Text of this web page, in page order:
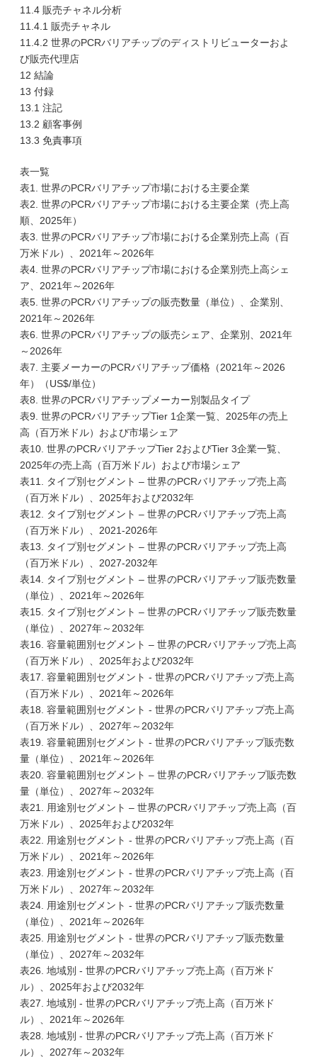
11.4 販売チャネル分析
11.4.1 販売チャネル
11.4.2 世界のPCRバリアチップのディストリビューターおよ
び販売代理店
12 結論
13 付録
13.1 注記
13.2 顧客事例
13.3 免責事項
表一覧
表1. 世界のPCRバリアチップ市場における主要企業
表2. 世界のPCRバリアチップ市場における主要企業（売上高
順、2025年）
表3. 世界のPCRバリアチップ市場における企業別売上高（百
万米ドル）、2021年～2026年
表4. 世界のPCRバリアチップ市場における企業別売上高シェ
ア、2021年～2026年
表5. 世界のPCRバリアチップの販売数量（単位）、企業別、
2021年～2026年
表6. 世界のPCRバリアチップの販売シェア、企業別、2021年
～2026年
表7. 主要メーカーのPCRバリアチップ価格（2021年～2026
年）（US$/単位）
表8. 世界のPCRバリアチップメーカー別製品タイプ
表9. 世界のPCRバリアチップTier 1企業一覧、2025年の売上
高（百万米ドル）および市場シェア
表10. 世界のPCRバリアチップTier 2およびTier 3企業一覧、
2025年の売上高（百万米ドル）および市場シェア
表11. タイプ別セグメント – 世界のPCRバリアチップ売上高
（百万米ドル）、2025年および2032年
表12. タイプ別セグメント – 世界のPCRバリアチップ売上高
（百万米ドル）、2021-2026年
表13. タイプ別セグメント – 世界のPCRバリアチップ売上高
（百万米ドル）、2027-2032年
表14. タイプ別セグメント – 世界のPCRバリアチップ販売数量
（単位）、2021年～2026年
表15. タイプ別セグメント – 世界のPCRバリアチップ販売数量
（単位）、2027年～2032年
表16. 容量範囲別セグメント – 世界のPCRバリアチップ売上高
（百万米ドル）、2025年および2032年
表17. 容量範囲別セグメント - 世界のPCRバリアチップ売上高
（百万米ドル）、2021年～2026年
表18. 容量範囲別セグメント - 世界のPCRバリアチップ売上高
（百万米ドル）、2027年～2032年
表19. 容量範囲別セグメント - 世界のPCRバリアチップ販売数
量（単位）、2021年～2026年
表20. 容量範囲別セグメント – 世界のPCRバリアチップ販売数
量（単位）、2027年～2032年
表21. 用途別セグメント – 世界のPCRバリアチップ売上高（百
万米ドル）、2025年および2032年
表22. 用途別セグメント - 世界のPCRバリアチップ売上高（百
万米ドル）、2021年～2026年
表23. 用途別セグメント - 世界のPCRバリアチップ売上高（百
万米ドル）、2027年～2032年
表24. 用途別セグメント - 世界のPCRバリアチップ販売数量
（単位）、2021年～2026年
表25. 用途別セグメント - 世界のPCRバリアチップ販売数量
（単位）、2027年～2032年
表26. 地域別 - 世界のPCRバリアチップ売上高（百万米ド
ル）、2025年および2032年
表27. 地域別 - 世界のPCRバリアチップ売上高（百万米ド
ル）、2021年～2026年
表28. 地域別 - 世界のPCRバリアチップ売上高（百万米ド
ル）、2027年～2032年